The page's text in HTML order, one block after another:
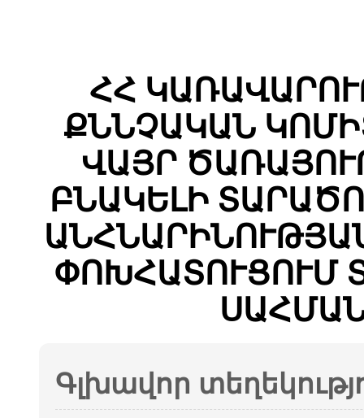
ՀՀ
ՔՆՆՉԱԿԱՆ
ՎԱՅՐ
ԲՆԱԿԵԼԻ
ՓՈԽՀԱՏՈՒՑՈՒՄ
Գլխավոր